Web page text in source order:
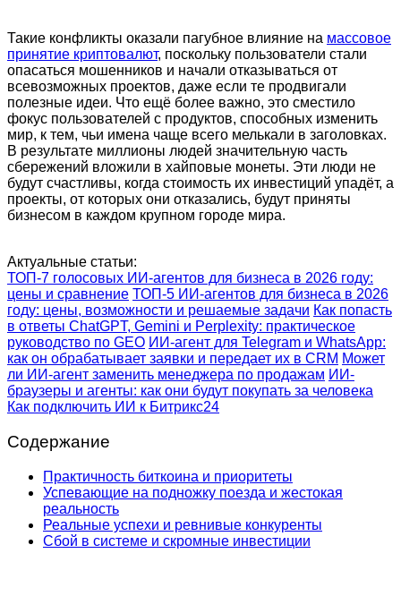
Такие конфликты оказали пагубное влияние на массовое
принятие криптовалют, поскольку пользователи стали
опасаться мошенников и начали отказываться от
всевозможных проектов, даже если те продвигали
полезные идеи. Что ещё более важно, это сместило
фокус пользователей с продуктов, способных изменить
мир, к тем, чьи имена чаще всего мелькали в заголовках.
В результате миллионы людей значительную часть
сбережений вложили в хайповые монеты. Эти люди не
будут счастливы, когда стоимость их инвестиций упадёт, а
проекты, от которых они отказались, будут приняты
бизнесом в каждом крупном городе мира.
Актуальные статьи:
ТОП-7 голосовых ИИ-агентов для бизнеса в 2026 году:
цены и сравнение ТОП-5 ИИ-агентов для бизнеса в 2026
году: цены, возможности и решаемые задачи Как попасть
в ответы ChatGPT, Gemini и Perplexity: практическое
руководство по GEO ИИ-агент для Telegram и WhatsApp:
как он обрабатывает заявки и передает их в CRM Может
ли ИИ-агент заменить менеджера по продажам ИИ-
браузеры и агенты: как они будут покупать за человека
Как подключить ИИ к Битрикс24
Содержание
Практичность биткоина и приоритеты
Успевающие на подножку поезда и жестокая
реальность
Реальные успехи и ревнивые конкуренты
Сбой в системе и скромные инвестиции